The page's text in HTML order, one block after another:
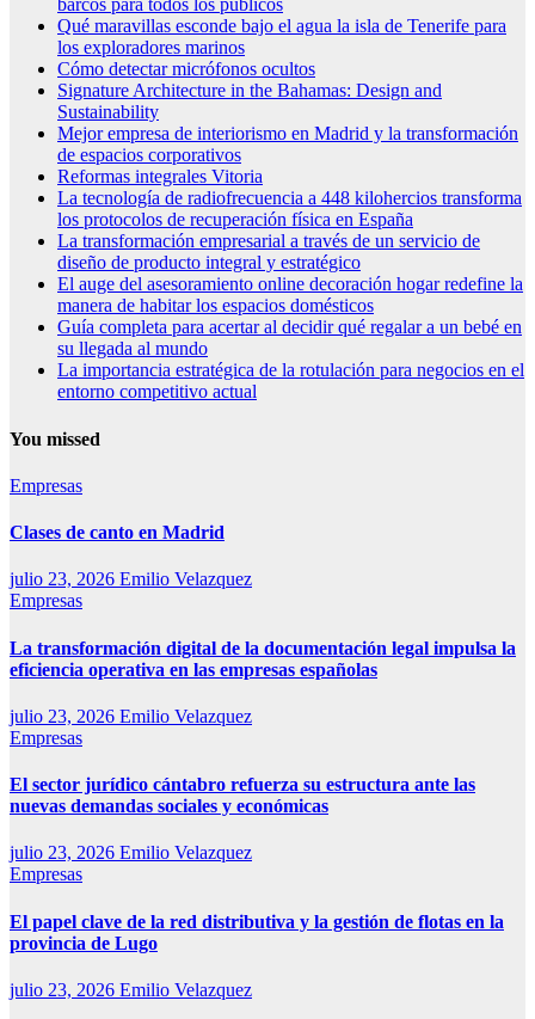
barcos para todos los públicos
Qué maravillas esconde bajo el agua la isla de Tenerife para
los exploradores marinos
Cómo detectar micrófonos ocultos
Signature Architecture in the Bahamas: Design and
Sustainability
Mejor empresa de interiorismo en Madrid y la transformación
de espacios corporativos
Reformas integrales Vitoria
La tecnología de radiofrecuencia a 448 kilohercios transforma
los protocolos de recuperación física en España
La transformación empresarial a través de un servicio de
diseño de producto integral y estratégico
El auge del asesoramiento online decoración hogar redefine la
manera de habitar los espacios domésticos
Guía completa para acertar al decidir qué regalar a un bebé en
su llegada al mundo
La importancia estratégica de la rotulación para negocios en el
entorno competitivo actual
You missed
Empresas
Clases de canto en Madrid
julio 23, 2026 Emilio Velazquez
Empresas
La transformación digital de la documentación legal impulsa la
eficiencia operativa en las empresas españolas
julio 23, 2026 Emilio Velazquez
Empresas
El sector jurídico cántabro refuerza su estructura ante las
nuevas demandas sociales y económicas
julio 23, 2026 Emilio Velazquez
Empresas
El papel clave de la red distributiva y la gestión de flotas en la
provincia de Lugo
julio 23, 2026 Emilio Velazquez